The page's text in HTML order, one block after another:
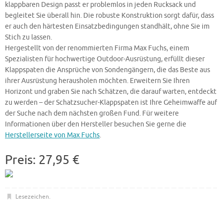
klappbaren Design passt er problemlos in jeden Rucksack und
begleitet Sie überall hin. Die robuste Konstruktion sorgt dafür, dass
er auch den härtesten Einsatzbedingungen standhält, ohne Sie im
Stich zu lassen.
Hergestellt von der renommierten Firma Max Fuchs, einem
Spezialisten für hochwertige Outdoor-Ausrüstung, erfüllt dieser
Klappspaten die Ansprüche von Sondengängern, die das Beste aus
ihrer Ausrüstung herausholen möchten. Erweitern Sie Ihren
Horizont und graben Sie nach Schätzen, die darauf warten, entdeckt
zu werden – der Schatzsucher-Klappspaten ist Ihre Geheimwaffe auf
der Suche nach dem nächsten großen Fund. Für weitere
Informationen über den Hersteller besuchen Sie gerne die
Herstellerseite von Max Fuchs.
Preis: 27,95 €
Lesezeichen.